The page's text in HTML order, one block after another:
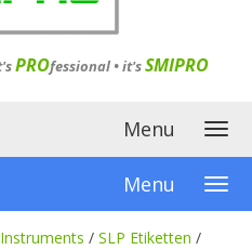
PROfessional •it'sSMIPRO
Menu
Menu
/ SLP Etiketten /